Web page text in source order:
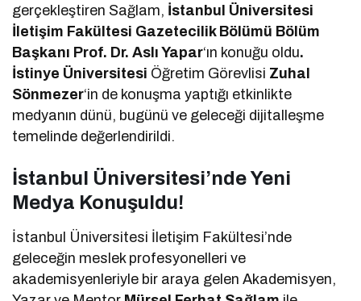
gerçekleştiren Sağlam, İstanbul Üniversitesi
İletişim Fakültesi Gazetecilik Bölümü Bölüm
Başkanı Prof. Dr. Aslı Yapar‘ın konuğu oldu.
İstinye Üniversitesi Öğretim Görevlisi Zuhal
Sönmezer‘in de konuşma yaptığı etkinlikte
medyanın dünü, bugünü ve geleceği dijitalleşme
temelinde değerlendirildi.
İstanbul Üniversitesi’nde Yeni
Medya Konuşuldu!
İstanbul Üniversitesi İletişim Fakültesi’nde
geleceğin meslek profesyonelleri ve
akademisyenleriyle bir araya gelen Akademisyen,